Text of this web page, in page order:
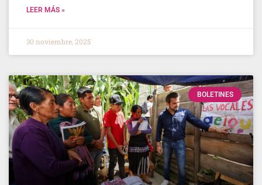
LEER MÁS »
30 noviembre, 2025
BOLETINES